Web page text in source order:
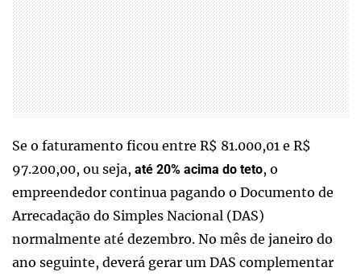
Se o faturamento ficou entre R$ 81.000,01 e R$
97.200,00, ou seja, até 20% acima do teto, o
empreendedor continua pagando o Documento de
Arrecadação do Simples Nacional (DAS)
normalmente até dezembro. No mês de janeiro do
ano seguinte, deverá gerar um DAS complementar